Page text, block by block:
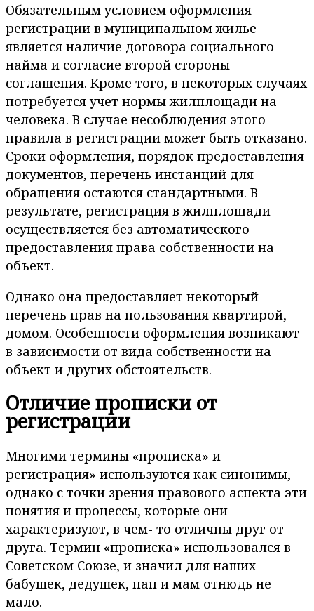
Обязательным условием оформления
регистрации в муниципальном жилье
является наличие договора социального
найма и согласие второй стороны
соглашения. Кроме того, в некоторых случаях
потребуется учет нормы жилплощади на
человека. В случае несоблюдения этого
правила в регистрации может быть отказано.
Сроки оформления, порядок предоставления
документов, перечень инстанций для
обращения остаются стандартными. В
результате, регистрация в жилплощади
осуществляется без автоматического
предоставления права собственности на
объект.
Однако она предоставляет некоторый
перечень прав на пользования квартирой,
домом. Особенности оформления возникают
в зависимости от вида собственности на
объект и других обстоятельств.
Отличие прописки от
регистрации
Многими термины «прописка» и
регистрация» используются как синонимы,
однако с точки зрения правового аспекта эти
понятия и процессы, которые они
характеризуют, в чем- то отличны друг от
друга. Термин «прописка» использовался в
Советском Союзе, и значил для наших
бабушек, дедушек, пап и мам отнюдь не
мало.